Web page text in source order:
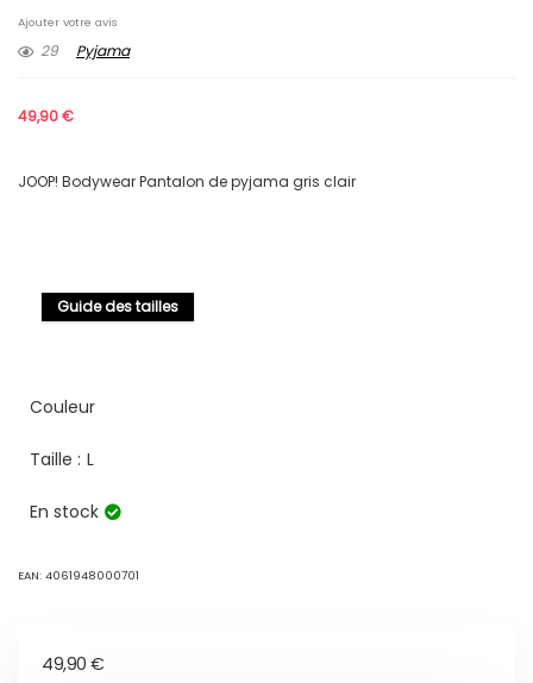
Ajouter votre avis
29 Pyjama
49,90€
JOOP! Bodywear Pantalon de pyjama gris clair
Guide des tailles
Couleur
Taille : L
En stock
EAN: 4061948000701
49,90 €